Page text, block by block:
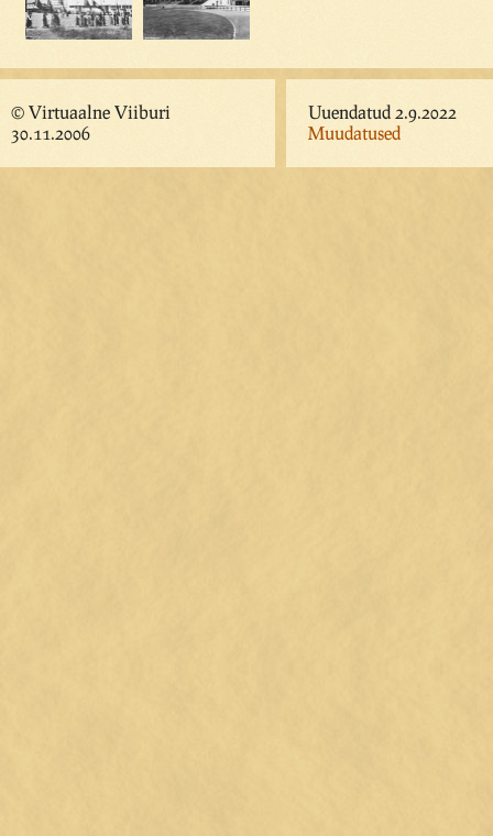
© Virtuaalne Viiburi
30.11.2006
Uuendatud 2.9.2022
Muudatused